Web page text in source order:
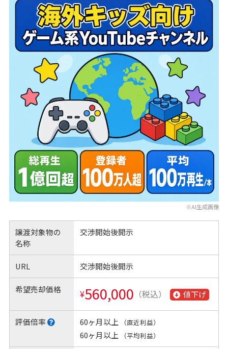
※AI生成画像
譲渡対象物の
名称
交渉開始後開示
URL 交渉開始後開示
希望売却価格 ¥560,000 （税込） 値下げ
評価倍率 60ヶ月以上 （直近利益）
60ヶ月以上 （平均利益）